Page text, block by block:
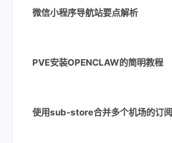
微信小程序导航站要点解析
PVE安装OPENCLAW的简明教程
使用sub-store合并多个机场的订阅